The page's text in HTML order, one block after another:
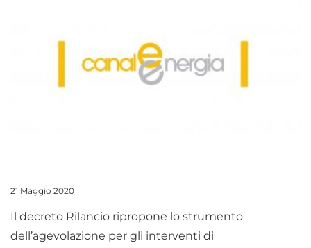
21 Maggio 2020
Il decreto Rilancio ripropone lo strumento
dell’agevolazione per gli interventi di